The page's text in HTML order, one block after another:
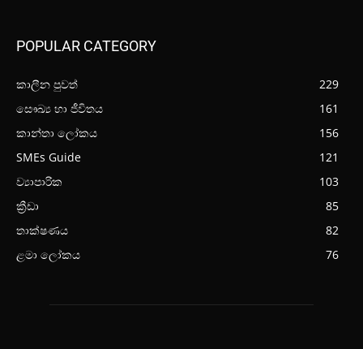
POPULAR CATEGORY
කාලීන පුවත්
229
සෞඛ්‍ය හා ජීවිතය
161
කාන්තා ලෝකය
156
SMEs Guide
121
ව්‍යාපාරික
103
ක්‍රීඩා
85
තාක්ෂණය
82
ළමා ලෝකය
76